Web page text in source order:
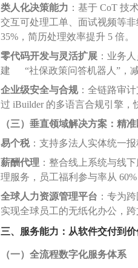
类人化决策能力 ：基于 CoT 技
交互可处理工单、面试视频等
35%，简历处理效率提升 5 倍。
零代码开发与灵活扩展 ：业务
建 “社保政策问答机器人”，减
企业级安全与合规：全链路审
过 iBuilder 的多语言合规引擎，
（三）垂直领域解决方案：精
易个税：支持多法人实体统一报
薪酬代理 ：整合线上系统与线
理服务，员工福利参与率从 60%
全球人力资源管理平台 ：专为
实现全球员工的无纸化办公，跨
三、服务能力：从软件交付到价
（一）全流程数字化服务体系